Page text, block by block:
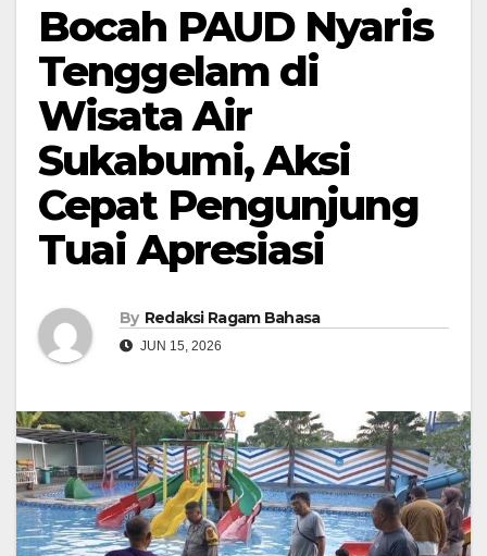
Bocah PAUD Nyaris
Tenggelam di
Wisata Air
Sukabumi, Aksi
Cepat Pengunjung
Tuai Apresiasi
By Redaksi Ragam Bahasa
JUN 15, 2026